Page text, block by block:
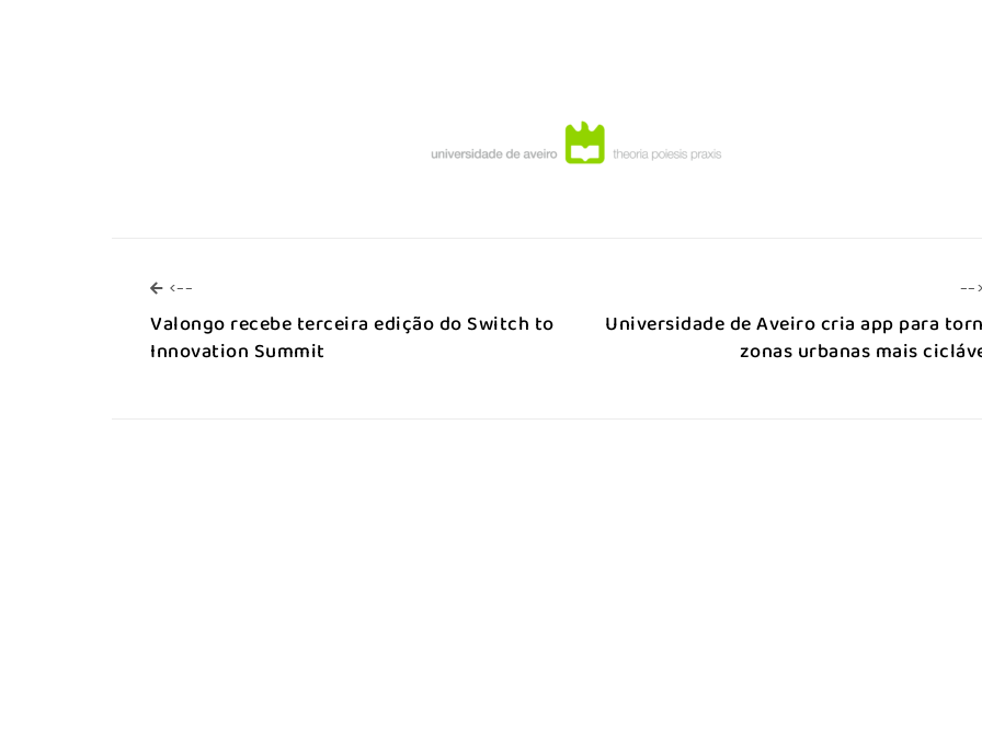
<--
Valongo recebe terceira edição do Switch to
Innovation Summit
--
Universidade de Aveiro cria app para
zonas urbanas mais